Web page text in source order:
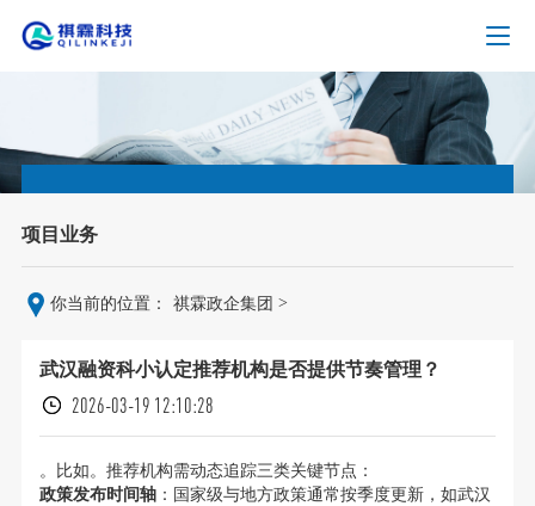
项目业务
你当前的位置： 祺霖政企集团 >
武汉融资科小认定推荐机构是否提供节奏管理？
2026-03-19 12:10:28
。比如。推荐机构需动态追踪三类关键节点：
政策发布时间轴：国家级与地方政策通常按季度更新，如武汉